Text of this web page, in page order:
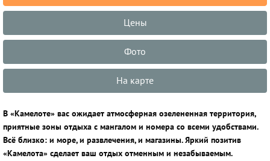
Цены
Фото
На карте
В «Камелоте» вас ожидает атмосферная озелененная территория,
приятные зоны отдыха с мангалом и номера со всеми удобствами.
Всё близко: и море, и развлечения, и магазины. Яркий позитив
«Камелота» сделает ваш отдых отменным и незабываемым.